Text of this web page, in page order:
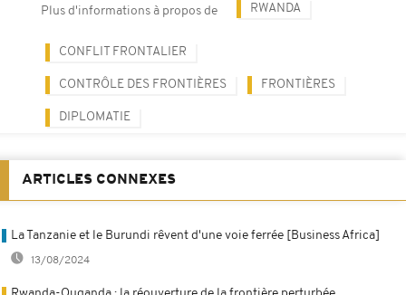
Plus d'informations à propos de RWANDA
CONFLIT FRONTALIER
CONTRÔLE DES FRONTIÈRES FRONTIÈRES
DIPLOMATIE
ARTICLES CONNEXES
La Tanzanie et le Burundi rêvent d'une voie ferrée [Business Africa]
13/08/2024